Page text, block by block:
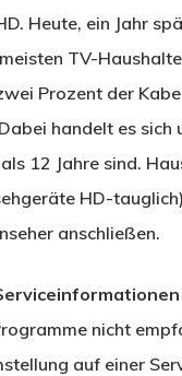
Heute, ein Jahr
TV-
Prozent der
handelt es sich
12 Jahre sind.
HD-
anschließen.
nicht
auf einer